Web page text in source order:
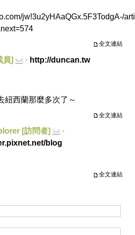
jw!3u2yHAaQGx.5F3TodgA-/
全文連結
員] · http://duncan.tw
紐西蘭那麼多次了～
全文連結
[訪問者]
·
blog
全文連結